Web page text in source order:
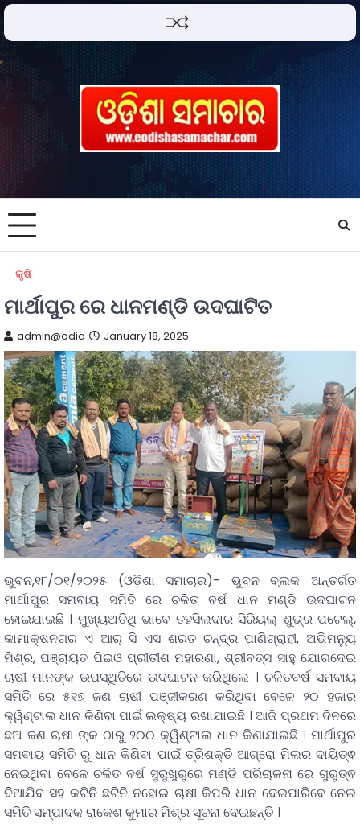
କୃଷି
ମାର୍ଥାପୁର ରେ ଧାନମଣ୍ଡି ଉଦଘାଟିତ
admin@odia January 18, 2025
ଭୁବନ,୧୮/୦୧/୨୦୨୫ (ଓଡ଼ିଶା ସମାଚାର)- ଭୁବନ ବ୍ଲକ ଅନ୍ତର୍ଗତ
ମାର୍ଥାପୁର ସମବାୟ ସମିତି ରେ ଚଳିତ ବର୍ଷ ଧାନ ମଣ୍ଡି ଉଦଘାଟନ
ହୋଇଯାଇଛି । ମୁଖ୍ୟଅତିଥି ଭାବେ ତହସିଲଦାର ସିରିୟଲ୍ ଶୁଭ୍ର ପଟେଲ୍,
କାମାକ୍ଷନଗର ଏ ଆର୍ ସି ଏସ ଶରତ ଚନ୍ଦ୍ର ପାଣିଗ୍ରାହୀ, ଅଭିମନ୍ୟୁ
ମିଶ୍ର, ପଞ୍ଚାୟତ ପିଇଓ ପ୍ରୀତୀଶ ମହାରଣା, ଶ୍ରୀବତ୍ସ ସାହୁ ଯୋଗଦେଇ
ଚାଷୀ ମାନଙ୍କ ଉପସ୍ଥିତିରେ ଉଦଘାଟନ କରିଥିଲେ । ଚଳିତବର୍ଷ ସମବାୟ
ସମିତି ରେ ୫୧୭ ଜଣ ଚାଷୀ ପଞ୍ଜୀକରଣ କରିଥିବା ବେଳେ ୨୦ ହଜାର
କ୍ୱିଣ୍ଟାଲ ଧାନ କିଣିବା ପାଇଁ ଲକ୍ଷ୍ୟ ରଖାଯାଇଛି । ଆଜି ପ୍ରଥମ ଦିନରେ
ଛଅ ଜଣ ଚାଷୀ ଙ୍କ ଠାରୁ ୨୦୦ କ୍ୱିଣ୍ଟାଲ ଧାନ କିଣାଯାଇଛି । ମାର୍ଥାପୁର
ସମବାୟ ସମିତି ରୁ ଧାନ କିଣିବା ପାଇଁ ତ୍ରିଶକ୍ତି ଆଗ୍ରୋ ମିଲର ଦାୟିତ୍ଵ
ନେଇଥିବା ବେଳେ ଚଳିତ ବର୍ଷ ସୁରୁଖୁରୁରେ ମଣ୍ଡି ପରିଚାଳନା ରେ ଗୁରୁତ୍ଵ
ଦିଆଯିବ ସହ କଟିନି ଛଟିନି ନହୋଇ ଚାଷୀ କିପରି ଧାନ ଦେଇପାରିବେ ନେଇ
ସମିତି ସମ୍ପାଦକ ରାକେଶ କୁମାର ମିଶ୍ର ସୂଚନା ଦେଇଛନ୍ତି ।